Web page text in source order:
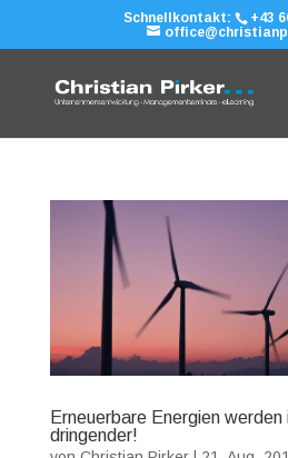
Schnellkontakt:
+43
Erneuerbare Energien
dringender!